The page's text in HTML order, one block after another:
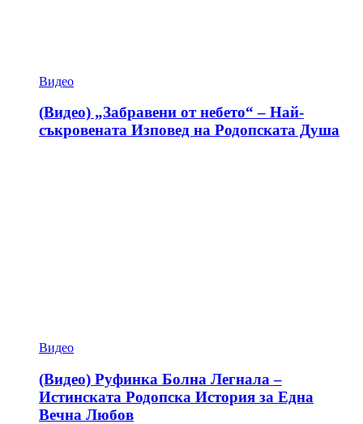
Видео
(Видео) „Забравени от небето“ – Най-
съкровената Изповед на Родопската Душа
Видео
(Видео) Руфинка Болна Легнала –
Истинската Родопска История за Една
Вечна Любов